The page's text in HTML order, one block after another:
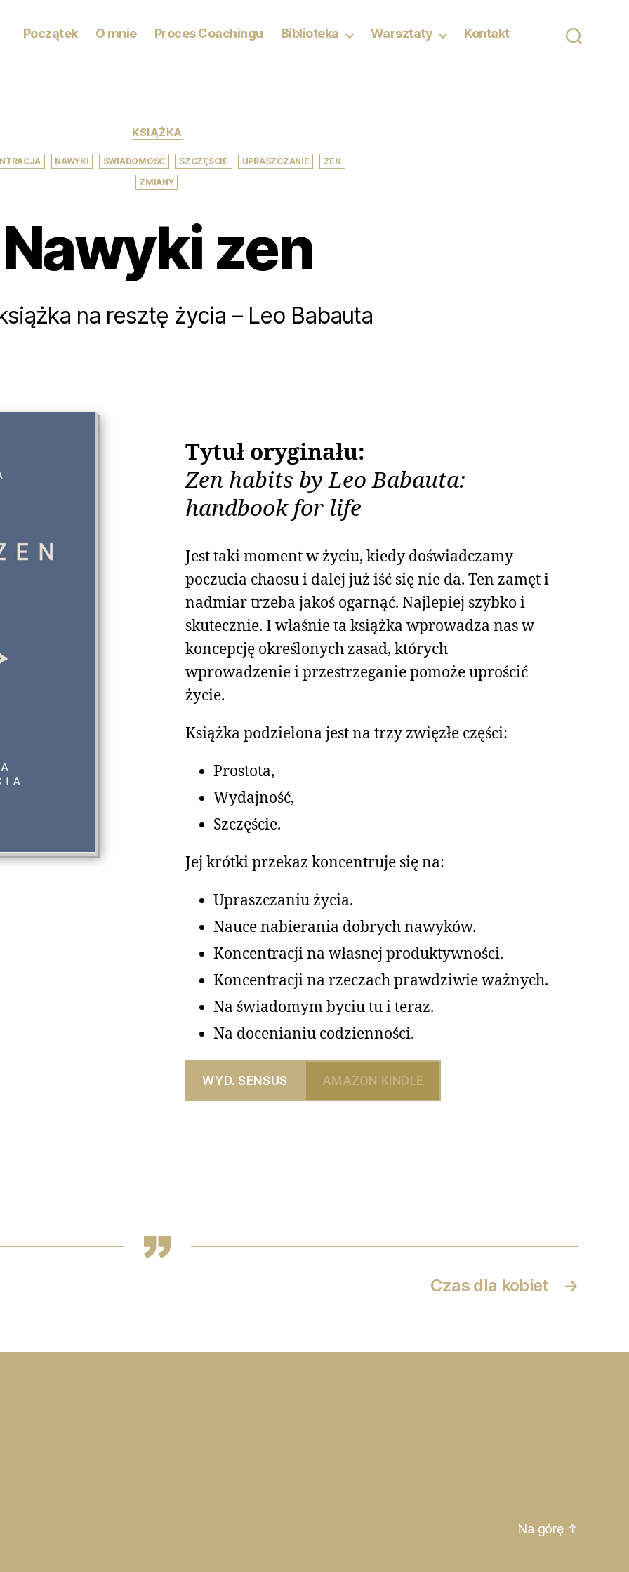
Początek O mnie Proces Coachingu Biblioteka Warsztaty Kontakt
Kategorie
KSIĄŻKA
NAWYKI ŚWIADOMOŚĆ SZCZĘŚCIE UPRASZCZANIE ZEN
ZMIANY
Nawyki zen
na resztę życia – Leo Babauta
Tytuł oryginału:
Zen habits by Leo Babauta:
handbook for life
Jest taki moment w życiu, kiedy doświadczamy
poczucia chaosu i dalej już iść się nie da. Ten zamęt i
nadmiar trzeba jakoś ogarnąć. Najlepiej szybko i
skutecznie. I właśnie ta książka wprowadza nas w
koncepcję określonych zasad, których
wprowadzenie i przestrzeganie pomoże uprościć
życie.
Książka podzielona jest na trzy zwięzłe części:
Prostota,
Wydajność,
Szczęście.
Jej krótki przekaz koncentruje się na:
Upraszczaniu życia.
Nauce nabierania dobrych nawyków.
Koncentracji na własnej produktywności.
Koncentracji na rzeczach prawdziwie ważnych.
Na świadomym byciu tu i teraz.
Na docenianiu codzienności.
WYD. SENSUS AMAZON KINDLE
→
Czas dla kobiet
Na górę ↑